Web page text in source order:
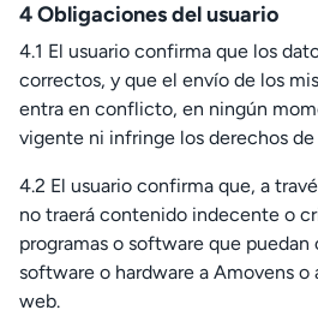
4 Obligaciones del usuario
4.1 El usuario confirma que los
correctos, y que el envío de los
entra en conflicto, en ningún
vigente ni infringe los derechos
4.2 El usuario confirma que, a
no traerá contenido indecente o
programas o software que puedan
software o hardware a Amovens o
web.